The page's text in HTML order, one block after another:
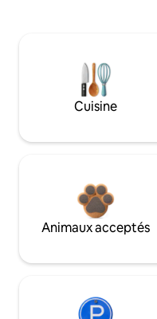
Cuisine
Animaux acceptés